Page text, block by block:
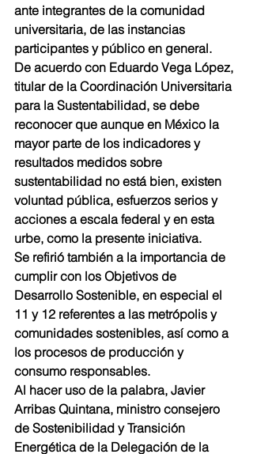
ante integrantes de la comunidad
universitaria, de las instancias
participantes y público en general.
De acuerdo con Eduardo Vega López,
titular de la Coordinación Universitaria
para la Sustentabilidad, se debe
reconocer que aunque en México la
mayor parte de los indicadores y
resultados medidos sobre
sustentabilidad no está bien, existen
voluntad pública, esfuerzos serios y
acciones a escala federal y en esta
urbe, como la presente iniciativa.
Se refirió también a la importancia de
cumplir con los Objetivos de
Desarrollo Sostenible, en especial el
11 y 12 referentes a las metrópolis y
comunidades sostenibles, así como a
los procesos de producción y
consumo responsables.
Al hacer uso de la palabra, Javier
Arribas Quintana, ministro consejero
de Sostenibilidad y Transición
Energética de la Delegación de la